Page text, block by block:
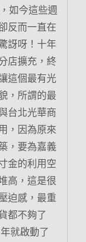
如今這些週
反而一直在
訝呀！十年
店擴充，終
這個最有光
，所謂的最
台北光華商
，因為原來
，要為嘉義
金的利用空
高，這是很
迫感，最重
都不夠了
就啟動了